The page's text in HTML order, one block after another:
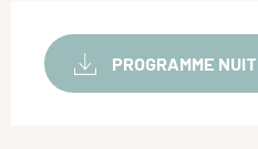
PROGRAMME